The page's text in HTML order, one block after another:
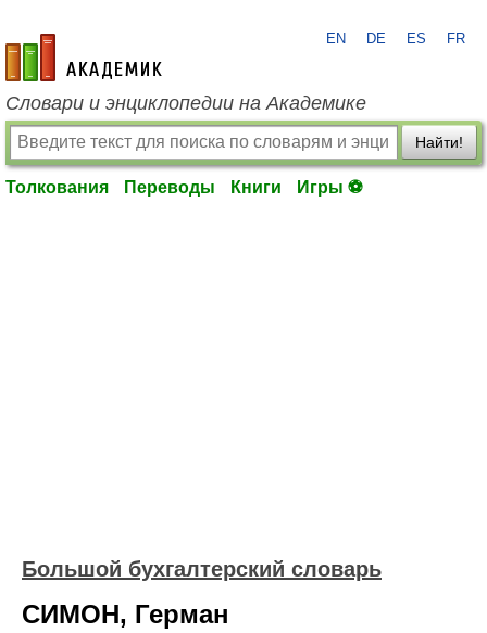
academic.ru
EN DE ES FR
Словари и энциклопедии на Академике
Найти!
Толкования Переводы Книги Игры ⚽
Большой бухгалтерский словарь
СИМОН, Герман